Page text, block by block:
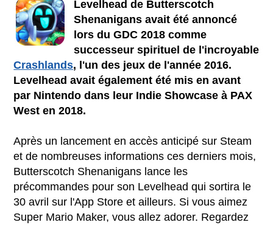
Levelhead de Butterscotch
Shenanigans avait été annoncé
lors du GDC 2018 comme
successeur spirituel de l'incroyable
Crashlands, l'un des jeux de l'année 2016.
Levelhead avait également été mis en avant
par Nintendo dans leur Indie Showcase à PAX
West en 2018.
Après un lancement en accès anticipé sur Steam
et de nombreuses informations ces derniers mois,
Butterscotch Shenanigans lance les
précommandes pour son Levelhead qui sortira le
30 avril sur l'App Store et ailleurs. Si vous aimez
Super Mario Maker, vous allez adorer. Regardez